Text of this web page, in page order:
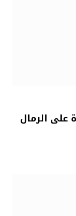
على الرمال